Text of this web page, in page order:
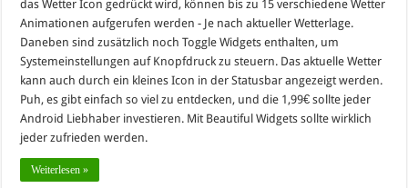
das Wetter Icon gedrückt wird, können bis zu 15 verschiedene Wetter
Animationen aufgerufen werden - Je nach aktueller Wetterlage.
Daneben sind zusätzlich noch Toggle Widgets enthalten, um
Systemeinstellungen auf Knopfdruck zu steuern. Das aktuelle Wetter
kann auch durch ein kleines Icon in der Statusbar angezeigt werden.
Puh, es gibt einfach so viel zu entdecken, und die 1,99€ sollte jeder
Android Liebhaber investieren. Mit Beautiful Widgets sollte wirklich
jeder zufrieden werden.
Weiterlesen »